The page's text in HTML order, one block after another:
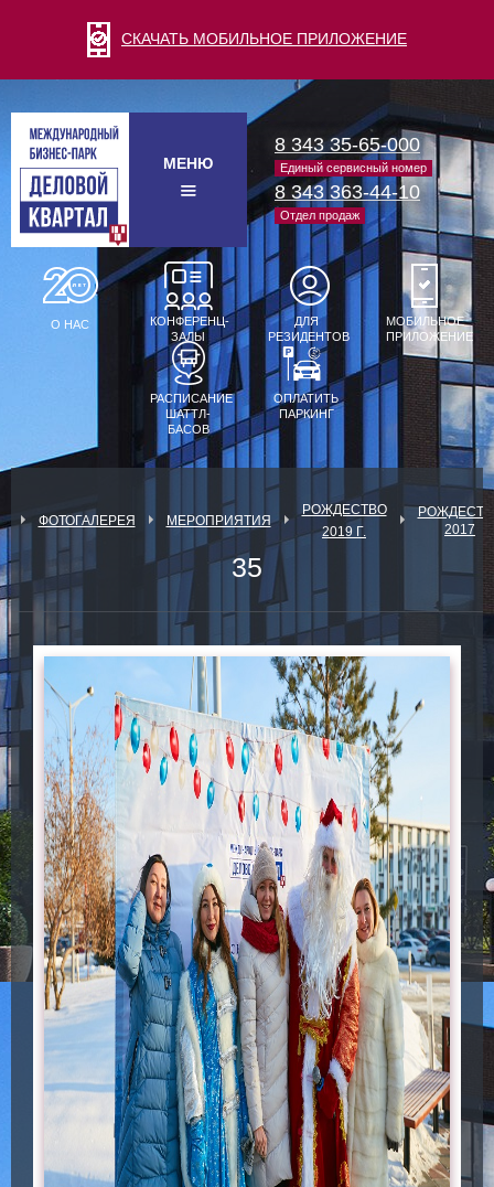
СКАЧАТЬ МОБИЛЬНОЕ ПРИЛОЖЕНИЕ
МЕНЮ
8 343 35-65-000
Единый сервисный номер
8 343 363-44-10
Отдел продаж
О НАС
КОНФЕРЕНЦ-
ЗАЛЫ
ДЛЯ
РЕЗИДЕНТОВ
МОБИЛЬНОЕ
ПРИЛОЖЕНИЕ
РАСПИСАНИЕ
ШАТТЛ-
БАСОВ
ОПЛАТИТЬ
ПАРКИНГ
ФОТОГАЛЕРЕЯ МЕРОПРИЯТИЯ
РОЖДЕСТВО
2019 Г.
2017
35